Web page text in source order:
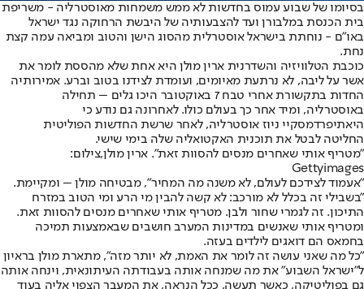
בסיומו של שבוע עמוס בחדשות לא ממש משמחות מאוסטרליה - משריפת
בית הכנסת במלבורן ועד להצבעותיה של היבשת הרחוקה נגד ישראל
באו"ם - נוחתת בישראל אוסטרלית מהסוג הישן והטוב ומביאה עמה קצת
נחת.
כוכבת הטלוויזיה והשדרנית ארין מולן היא אחת שלא מהססת לומר את
אשר על ליבה, לא נרתעת מאיומים, ועומדת לצידנו בטוב וברע. אמירותיה
החדות בתקשורת אחרי טבח 7 באוקטובר היכו גלים – תחילה
באוסטרליה, ומיד אחר כך בעולם כולו. לאחרונה גם נודע כי
היאתיפרדמסקיי ניוז אוסטרליה, לאחר שרשת החדשות הפוליטית
החליטה לבטל את תוכנית האקטואליה שלה בימי שישי.
"מטריף אותי שאחרים מנסים להסוות זאת". ארין מולן,צילום:
Gettyimages
"אעמוד לצידכם לעולם, לא משנה מה המחיר", מבטיחה מולן – ומקיימת.
"בשבילי זה בכלל לא מורכב: לא קשה להבין מי הרע ומי הטוב במזרח
התיכון. זה לגמרי שחור ולבן. מטריף אותי שאחרים מנסים להסוות זאת.
ומטריף אותי שאנשים במדינות המערב חושבים שבאמצעות תמיכה
בחמאס הם דואגים לילדים בעזה.
"כל מה שאני עושה זה לומר את האמת, לא יותר מזה", מתארת מולן בראיון
ל"ישראל השבוע" את מה שמנחה אותה בעבודתה העיתונאית, וינחה אותה
גם בפוליטיקה, כאשר תעשה, ככל הנראה, את המעבר הצפוי אליה בעוד